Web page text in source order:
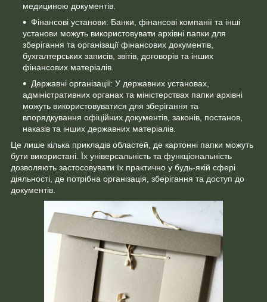
медициною документів.
Фінансові установи: Банки, фінансові компанії та інші
установи можуть використовувати архівні папки для
зберігання та організації фінансових документів,
бухгалтерських записів, звітів, договорів та інших
фінансових матеріалів.
Державні організації: У державних установах,
адміністративних органах та міністерствах папки архівні
можуть використовуватися для зберігання та
впорядкування офіційних документів, законів, постанов,
наказів та інших державних матеріалів.
Це лише кілька прикладів областей, де картонні папки можуть
бути використані. Їх універсальність та функціональність
дозволяють застосовувати їх практично у будь-якій сфері
діяльності, де потрібна організація, зберігання та доступ до
документів.